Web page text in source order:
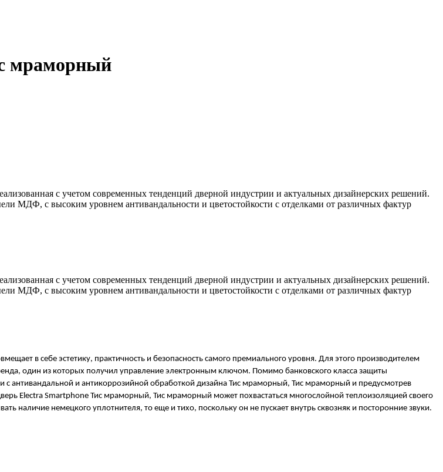
мраморный
с учетом современных тенденций дверной индустрии и актуальных дизайнерских решений.
МДФ, с высоким уровнем антивандальности и цветостойкости с отделками от различных фактур
с учетом современных тенденций дверной индустрии и актуальных дизайнерских решений.
МДФ, с высоким уровнем антивандальности и цветостойкости с отделками от различных фактур
в себе эстетику, практичность и безопасность самого премиального уровня. Для этого производителем
один из которых получил управление электронным ключом. Помимо банковского класса защиты
антивандальной и антикоррозийной обработкой дизайна Тис мраморный, Тис мраморный и предусмотрев
Electra Smartphone Тис мраморный, Тис мраморный может похвастаться многослойной теплоизоляцией своего
наличие немецкого уплотнителя, то еще и тихо, поскольку он не пускает внутрь сквозняк и посторонние звуки.